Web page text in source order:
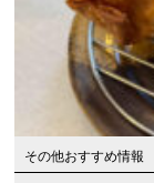
その他おすすめ情報